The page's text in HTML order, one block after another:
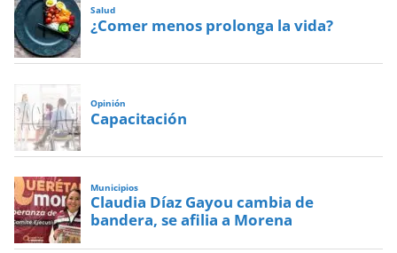
Salud
¿Comer menos prolonga la vida?
Opinión
Capacitación
Municipios
Claudia Díaz Gayou cambia de
bandera, se afilia a Morena